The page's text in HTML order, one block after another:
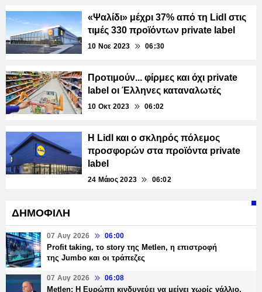
«Ψαλίδι» μέχρι 37% από τη Lidl στις
τιμές 330 προϊόντων private label
10 Νοε 2023 06:30
Προτιμούν... φίρμες και όχι private
label οι Έλληνες καταναλωτές
10 Οκτ 2023 06:02
Η Lidl και ο σκληρός πόλεμος
προσφορών στα προϊόντα private
label
24 Μάιος 2023 06:02
ΔΗΜΟΦΙΛΗ
07 Αυγ 2026 06:00
Profit taking, το story της Metlen, η επιστροφή
της Jumbo και οι τράπεζες
07 Αυγ 2026 06:08
Metlen: Η Ευρώπη κινδυνεύει να μείνει χωρίς γάλλιο,